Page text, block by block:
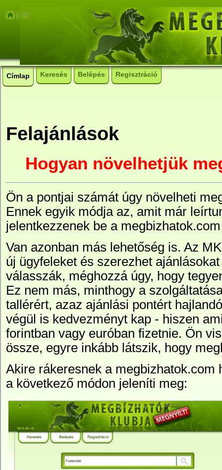
Címlap Keresés Belépés Regisztráció
Felajánlások
Hogyan növelhetjük
Ön a pontjai számát úgy növelheti
Ennek egyik módja az, amit már
jelentkezzenek be a
Van azonban más lehetőség is. Az
új ügyfeleket és szerezhet
válasszák, méghozzá úgy, hogy
Ez nem más, minthogy a
tallérért, azaz ajánlási pontért
végül is kedvezményt kap - hiszen
forintban vagy euróban fizetnie. Ön
össze, egyre inkább látszik, hogy
Akire rákeresnek a megbizhatok.com
a következő módon jeleníti meg: